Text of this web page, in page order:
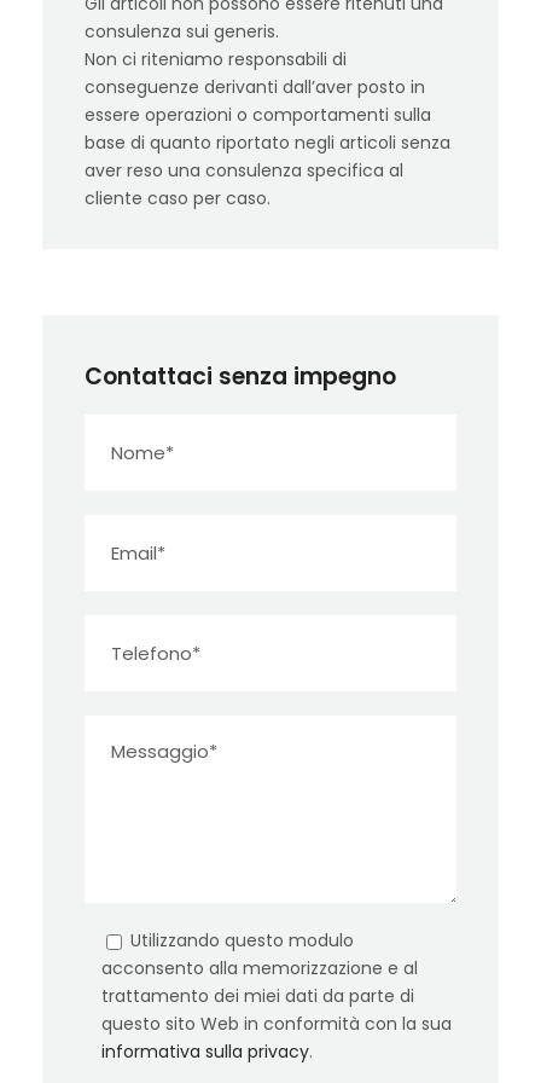
consulenza sui generis.
Non ci riteniamo responsabili di
conseguenze derivanti dall’aver posto in
essere operazioni o comportamenti sulla
base di quanto riportato negli articoli senza
aver reso una consulenza specifica al
cliente caso per caso.
Contattaci senza impegno
Utilizzando questo modulo
acconsento alla memorizzazione e al
trattamento dei miei dati da parte di
questo sito Web in conformità con la sua
informativa sulla privacy.